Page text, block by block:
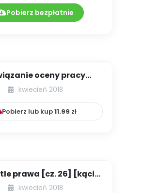
Pobierz bezpłatnie
oceny pracy
z awansem
zawodowym...
kwiecień 2018
Pobierz lub kup11.99 zł
prawa [cz. 26] [kącik
eksperta]
kwiecień 2018